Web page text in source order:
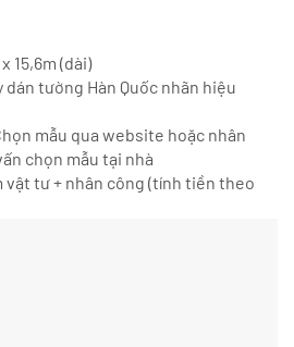
15,6m (dài)
dán tường Hàn Quốc nhãn hiệu
mẫu qua website hoặc nhân
chọn mẫu tại nhà
vật tư + nhân công (tính tiền theo